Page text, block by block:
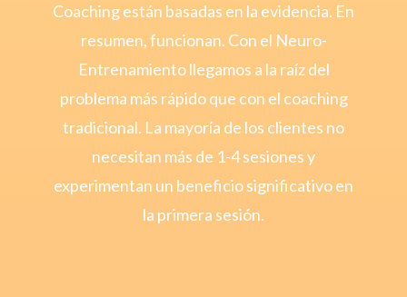
Coaching están basadas en la evidencia. En
resumen, funcionan. Con el Neuro-
Entrenamiento llegamos a la raíz del
problema más rápido que con el coaching
tradicional. La mayoría de los clientes no
necesitan más de 1-4 sesiones y
experimentan un beneficio significativo en
la primera sesión.